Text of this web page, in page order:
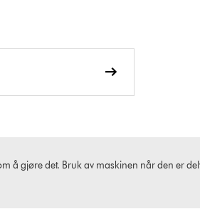
å gjøre det. Bruk av maskinen når den er